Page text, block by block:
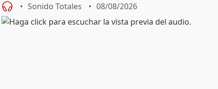
Sonido Totales 08/08/2026